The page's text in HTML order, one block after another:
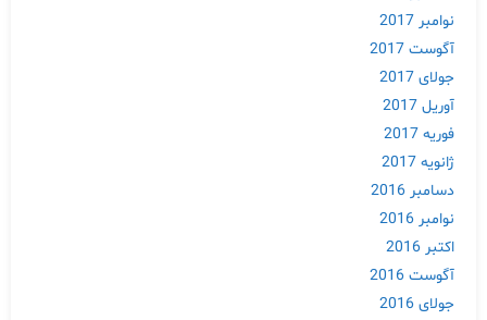
نوامبر 2017
آگوست 2017
جولای 2017
آوریل 2017
فوریه 2017
ژانویه 2017
دسامبر 2016
نوامبر 2016
اکتبر 2016
آگوست 2016
جولای 2016